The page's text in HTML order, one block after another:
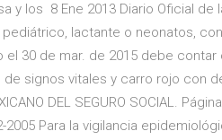
y los 8 Ene 2013 Diario Oficial de
lactante o neonatos,
el 30 de mar. de 2015 debe
signos vitales y carro rojo con
DEL SEGURO SOCIAL.
2005 Para la vigilancia